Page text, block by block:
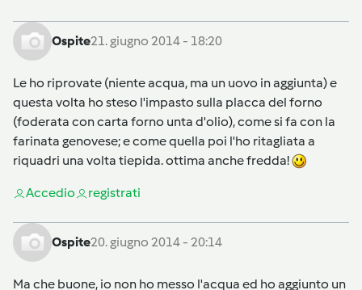
Ospite21. giugno 2014 - 18:20
Le ho riprovate (niente acqua, ma un uovo in aggiunta) e
questa volta ho steso l'impasto sulla placca del forno
(foderata con carta forno unta d'olio), come si fa con la
farinata genovese; e come quella poi l'ho ritagliata a
riquadri una volta tiepida. ottima anche fredda!
Accedio registrati
Ospite20. giugno 2014 - 20:14
Ma che buone, io non ho messo l'acqua ed ho aggiunto un